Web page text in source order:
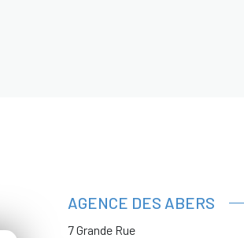
AGENCE DES ABERS
7 Grande Rue